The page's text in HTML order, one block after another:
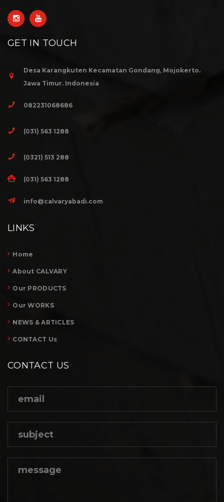
GET IN TOUCH
Desa Karangkuten Kecamatan Gondang, Mojokerto.
Jawa Timur. Indonesia
082231068686
(031) 563 1288
(0321) 513 288
(031) 563 1288
info@calvaryabadi.com
LINKS
Home
About CALVARY
Our PRODUCTS
Our WORKS
NEWS & ARTICLES
CONTACT Us
CONTACT US